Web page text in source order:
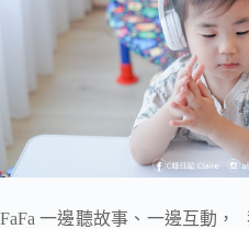
FaFa 一邊聽故事、一邊互動，